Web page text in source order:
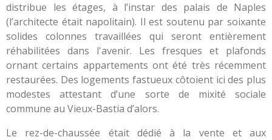
distribue les étages, à l’instar des palais de Naples
(l’architecte était napolitain). Il est soutenu par soixante
solides colonnes travaillées qui seront entièrement
réhabilitées dans l'avenir. Les fresques et plafonds
ornant certains appartements ont été très récemment
restaurées. Des logements fastueux côtoient ici des plus
modestes attestant d’une sorte de mixité sociale
commune au Vieux-Bastia d’alors.
Le rez-de-chaussée était dédié à la vente et aux